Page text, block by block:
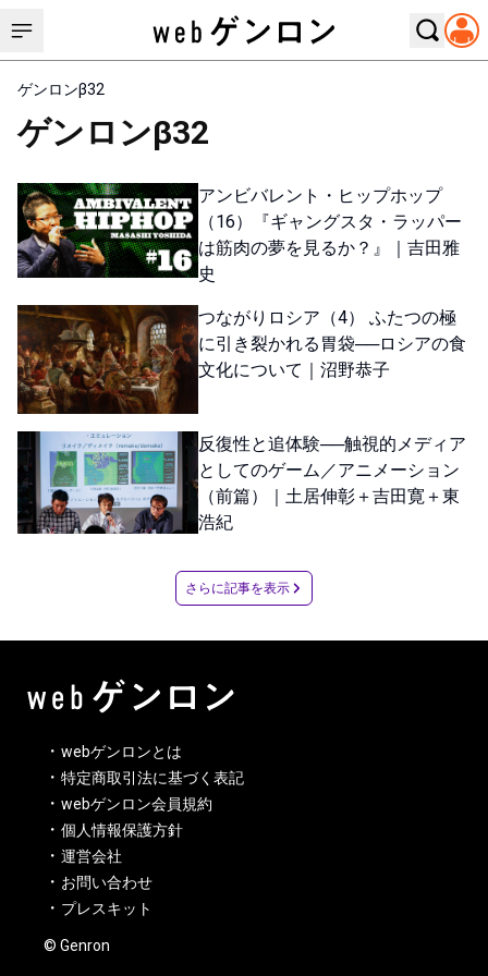
ゲンロンβ32
ゲンロンβ32
アンビバレント・ヒップホップ
（16）『ギャングスタ・ラッパー
は筋肉の夢を見るか？』｜吉田雅
史
つながりロシア（4） ふたつの極
に引き裂かれる胃袋──ロシアの食
文化について｜沼野恭子
反復性と追体験──触視的メディア
としてのゲーム／アニメーション
（前篇）｜土居伸彰＋吉田寛＋東
浩紀
さらに記事を表示
webゲンロンとは
特定商取引法に基づく表記
webゲンロン会員規約
個人情報保護方針
運営会社
お問い合わせ
プレスキット
© Genron